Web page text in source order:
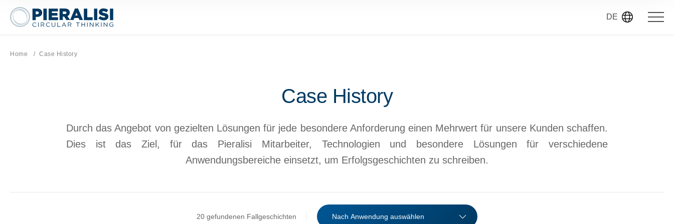
Pieralisi Maip Spa DE
Home Aktuelle Seite:
Case History
Case History
Durch das Angebot von gezielten Lösungen für jede besondere Anforderung einen Mehrwert für unsere Kunden schaffen.
Dies ist das Ziel, für das Pieralisi Mitarbeiter, Technologien und besondere Lösungen für verschiedene
Anwendungsbereiche einsetzt, um Erfolgsgeschichten zu schreiben.
20 gefundenen Fallgeschichten